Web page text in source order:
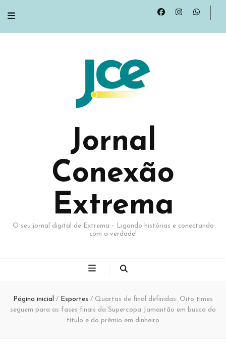
Jornal
Conexão
Extrema
O seu jornal digital de Extrema – Ligando histórias e conectando
com a verdade!
Página inicial / Esportes / Quartas de final definidas: Oito times
seguem para as fases finais da Supercopa Jamantão em busca do
título e do prêmio em dinheiro